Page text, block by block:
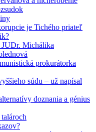
je Tichého priateľ
Michálika
prokurátorka
súdu – už napísal
doznania a génius